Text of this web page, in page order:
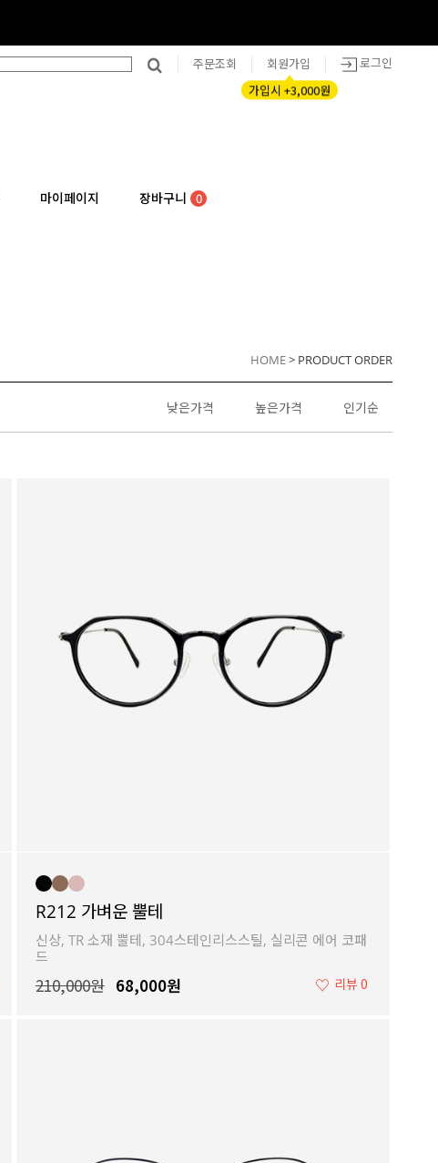
주문조회 회원가입
가입시 +3,000원
로그인
마이페이지 장바구니 0
HOME> PRODUCT ORDER
낮은가격 높은가격 인기순
R212 가벼운 뿔테
신상, TR 소재 뿔테, 304스테인리스스틸, 실리콘 에어 코패
드
210,000원 68,000원 ♡ 리뷰 0